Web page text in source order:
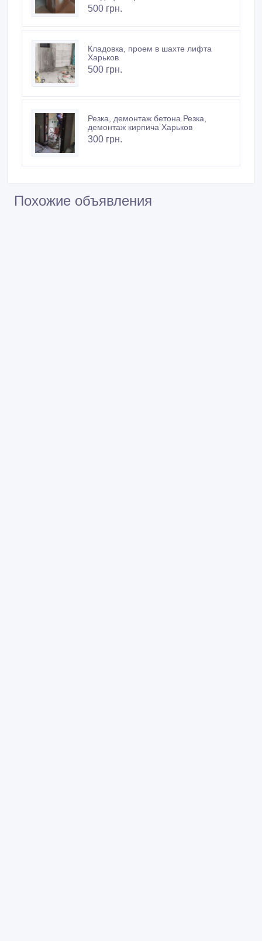
500 грн.
Кладовка, проем в шахте лифта
Харьков
500 грн.
Резка, демонтаж бетона.Резка,
демонтаж кирпича Харьков
300 грн.
Похожие объявления